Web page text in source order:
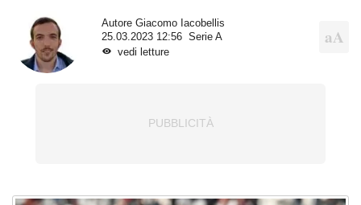
Autore Giacomo Iacobellis
25.03.2023 12:56
Serie A
vedi letture